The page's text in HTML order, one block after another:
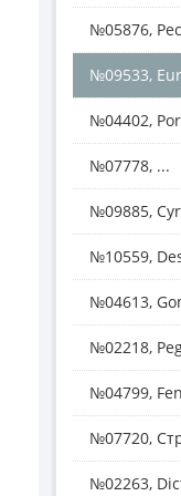
№05876,
№09533,
№04402,
№07778, ...
№09885,
№10559,
№04613,
№02218,
№04799,
№07720,
№02263,